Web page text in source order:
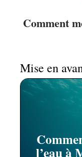
Comment
Mise en
l’eau à